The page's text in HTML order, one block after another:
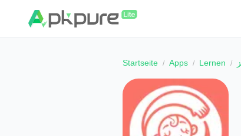
Startseite Apps Lernen